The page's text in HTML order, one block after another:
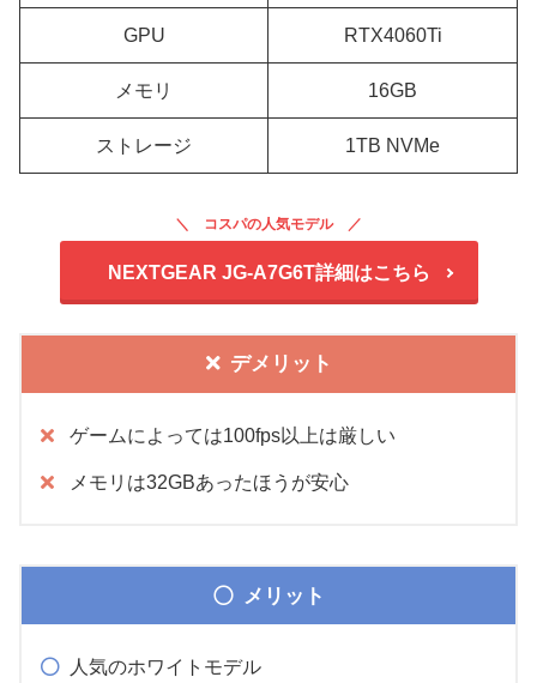
GPU RTX4060Ti
メモリ 16GB
ストレージ 1TB NVMe
コスパの人気モデル
NEXTGEAR JG-A7G6T詳細はこちら
デメリット
ゲームによっては100fps以上は厳しい
メモリは32GBあったほうが安心
メリット
人気のホワイトモデル